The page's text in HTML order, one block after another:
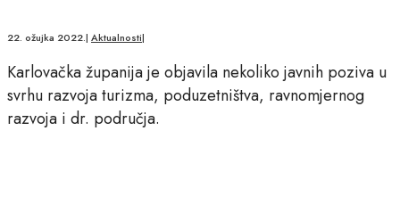
22. ožujka 2022.| Aktualnosti|
Karlovačka županija je objavila nekoliko javnih poziva u
svrhu razvoja turizma, poduzetništva, ravnomjernog
razvoja i dr. područja.